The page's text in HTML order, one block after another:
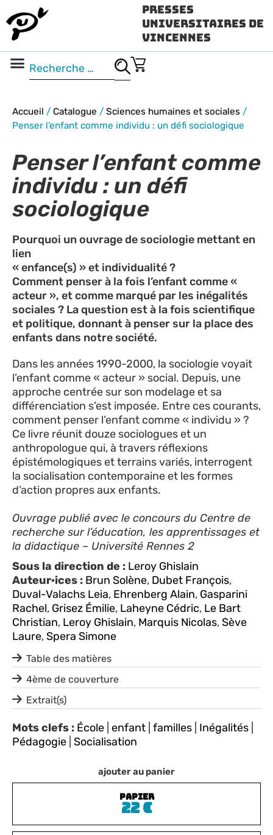
Presses
Universitaires de
Vincennes
Accueil / Catalogue / Sciences humaines et sociales /
Penser l’enfant comme individu : un défi sociologique
ajouter au panier
PAPIER
22€
Penser l’enfant comme
individu : un défi
sociologique
Pourquoi un ouvrage de sociologie mettant en
lien
« enfance(s) » et individualité ?
Comment penser à la fois l’enfant comme «
acteur », et comme marqué par les inégalités
sociales ? La question est à la fois scientifique
et politique, donnant à penser sur la place des
enfants dans notre société.
Dans les années 1990-2000, la sociologie voyait
l’enfant comme « acteur » social. Depuis, une
approche centrée sur son modelage et sa
différenciation s’est imposée. Entre ces courants,
comment penser l’enfant comme « individu » ?
Ce livre réunit douze sociologues et un
anthropologue qui, à travers réflexions
épistémologiques et terrains variés, interrogent
la socialisation contemporaine et les formes
d’action propres aux enfants.
Ouvrage publié avec le concours du Centre de
recherche sur l’éducation, les apprentissages et
la didactique – Université Rennes 2
Sous la direction de : Leroy Ghislain
Auteur·ices : Brun Solène, Dubet François,
Duval-Valachs Leia, Ehrenberg Alain, Gasparini
Rachel, Grisez Émilie, Laheyne Cédric, Le Bart
Christian, Leroy Ghislain, Marquis Nicolas,Sève
Laure,Spera Simone
Table des matières
4ème de couverture
Extrait(s)
Mots clefs : École enfant familles Inégalités
Pédagogie Socialisation